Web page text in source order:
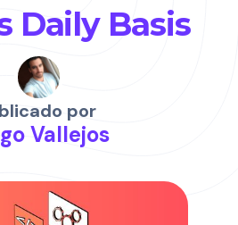
Daily Basis
por
Vallejos